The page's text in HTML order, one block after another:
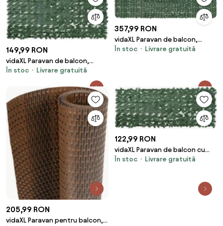
149,99 RON
vidaXL Paravan de balcon,
frunze verde închis, 200x100
În stoc Livrare gratuită
357,99 RON
vidaXL Paravan de balcon,
frunze verde închis, 500x150
În stoc Livrare gratuită
205,99 RON
vidaXL Paravan pentru balcon,
122,99 RON
vidaXL Paravan de balcon cu
frunze verde închis, 200x75 cm
În stoc Livrare gratuită